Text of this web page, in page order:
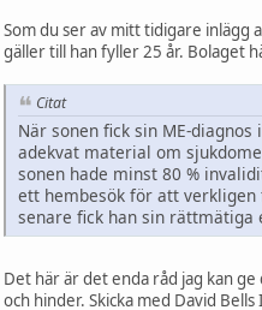
Som du ser av mitt tidigare inlägg
gäller till han fyller 25 år. Bolaget
Citat
När sonen fick sin ME-
adekvat material om
sonen hade minst 80 %
ett hembesök för att
senare fick han sin
Det här är det enda råd jag kan
och hinder. Skicka med David